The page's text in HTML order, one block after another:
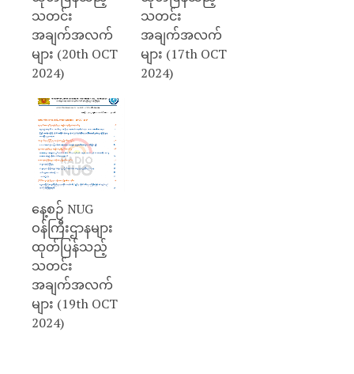
သတင်း
အချက်အလက်
များ (20th OCT
2024)
သတင်း
အချက်အလက်
များ (17th OCT
2024)
နေ့စဉ် NUG
ဝန်ကြီးဌာနများ
ထုတ်ပြန်သည့်
သတင်း
အချက်အလက်
များ (19th OCT
2024)